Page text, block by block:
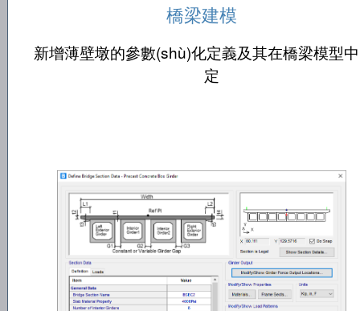
橋梁建模
新增薄壁墩的參數(shù)化定義及其在橋梁模型
定